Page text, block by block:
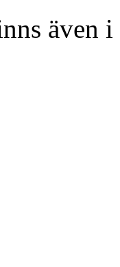
även